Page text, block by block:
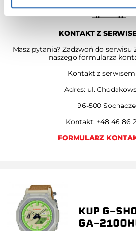
KONTAKT Z
Masz pytania? Zadzwoń do serwisu
naszego formularza
Kontakt z serwisem
Adres: ul.
96-500
Kontakt: +48 46 86
FORMULARZ
KUP G-
GA-